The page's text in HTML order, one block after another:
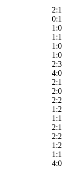
2:1
0:1
1:0
1:1
1:0
1:0
2:3
4:0
2:1
2:0
2:2
1:2
1:1
2:1
2:2
1:2
1:1
4:0